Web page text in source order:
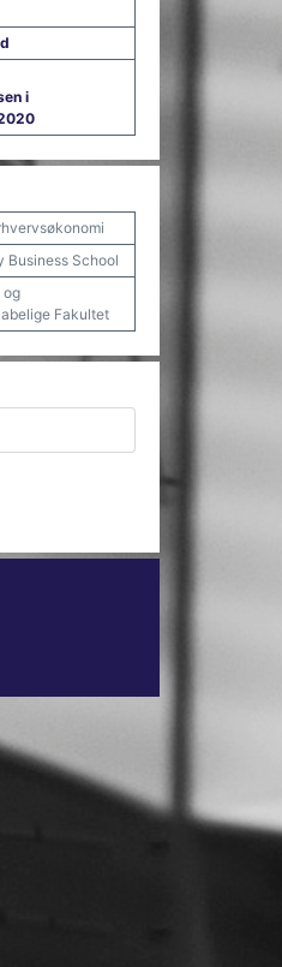
i
Business School
og
Fakultet